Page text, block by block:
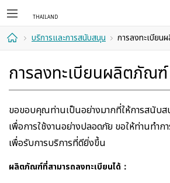
บริการและการสนับสนุน การลงทะเบีย
การลงทะเบียนผลิตภัณฑ์
ขอขอบคุณท่านเป็นอย่างมากที่ให้การสนับ
เพื่อการใช้งานอย่างปลอดภัย ขอให้ท่านทำ
เพื่อรับการบริการที่ดียิ่งขึ้น
ผลิตภัณฑ์ที่สามารถลงทะเบียนได้：